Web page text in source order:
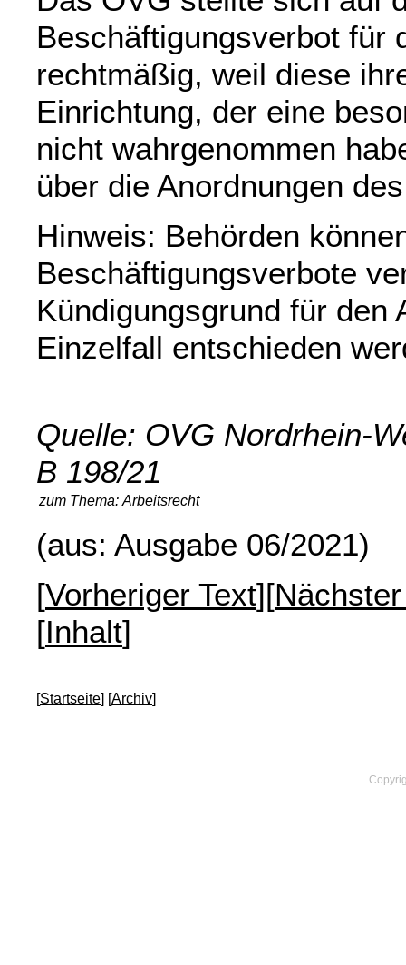
Beschäftigungsverbot für
rechtmäßig, weil diese
Einrichtung, der eine
nicht wahrgenommen
über die Anordnungen
Hinweis: Behörden
Beschäftigungsverbote
Kündigungsgrund für den
Einzelfall entschieden
Quelle: OVG Nordrhein-
B 198/21
zum Thema: Arbeitsrecht
(aus: Ausgabe 06/2021)
[Vorheriger Text][
[Inhalt]
[Startseite] [Archiv]